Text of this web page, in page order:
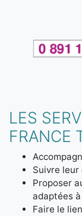
LES
FRANCE
Suivre leur
Proposer
adaptées
Faire le